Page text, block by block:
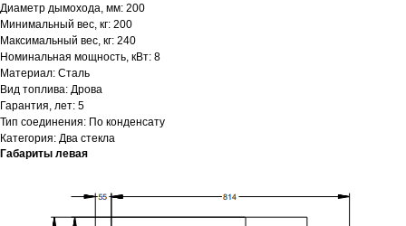
Диаметр дымохода, мм: 200
Минимальный вес, кг: 200
Максимальный вес, кг: 240
Номинальная мощность, кВт: 8
Материал: Сталь
Вид топлива: Дрова
Гарантия, лет: 5
Тип соединения: По конденсату
Категория: Два стекла
Габариты левая